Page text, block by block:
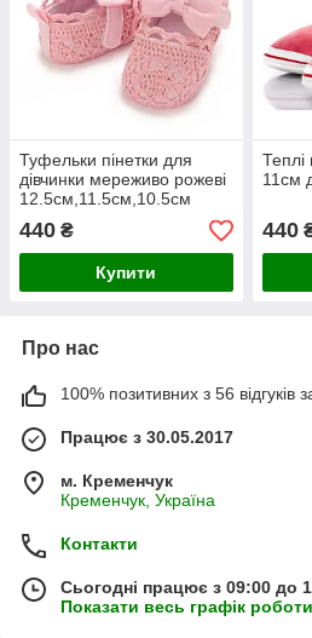
Туфельки пінетки для
дівчинки мереживо рожеві
12.5см,11.5см,10.5см
440 ₴
Купити
Теплі
11см
440
Про нас
100% позитивних з 56 відгуків
Працює з 30.05.2017
м. Кременчук
Кременчук, Україна
Контакти
Сьогодні працює з 09:00 до
Показати весь графік роботи